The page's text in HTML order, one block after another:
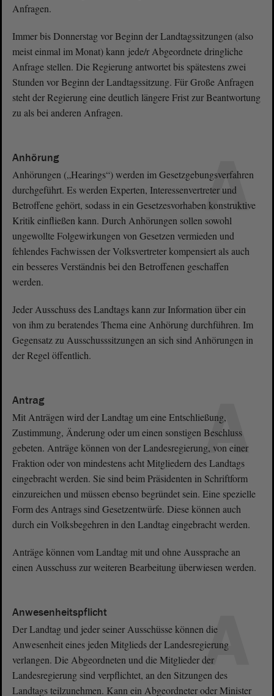
Anfragen.
Immer bis Donnerstag vor Beginn der Landtagssitzungen (also
meist einmal im Monat) kann jede/r Abgeordnete dringliche
Anfrage stellen. Die Regierung antwortet bis spätestens zwei
Stunden vor Beginn der Landtagssitzung. Für Große Anfragen
steht der Regierung eine deutlich längere Frist zur Beantwortung
zu als bei anderen Anfragen.
A
Anhörung
Anhörungen („Hearings“) werden im Gesetzgebungsverfahren
durchgeführt. Es werden Experten, Interessenvertreter und
Betroffene gehört, sodass in ein Gesetzesvorhaben konstruktive
Kritik einfließen kann. Durch Anhörungen sollen sowohl
ungewollte Folgewirkungen von Gesetzen vermieden und
fehlendes Fachwissen der Volksvertreter kompensiert als auch
ein besseres Verständnis bei den Betroffenen geschaffen
werden.
Jeder Ausschuss des Landtags kann zur Information über ein
von ihm zu beratendes Thema eine Anhörung durchführen. Im
Gegensatz zu Ausschusssitzungen an sich sind Anhörungen in
der Regel öffentlich.
A
Antrag
Mit Anträgen wird der Landtag um eine Entschließung,
Zustimmung, Änderung oder um einen sonstigen Beschluss
gebeten. Anträge können von der Landesregierung, von einer
Fraktion oder von mindestens acht Mitgliedern des Landtags
eingebracht werden. Sie sind beim Präsidenten in Schriftform
einzureichen und müssen ebenso begründet sein. Eine spezielle
Form des Antrags sind Gesetzentwürfe. Diese können auch
durch ein Volksbegehren in den Landtag eingebracht werden.
Anträge können vom Landtag mit und ohne Aussprache an
einen Ausschuss zur weiteren Bearbeitung überwiesen werden.
A
Anwesenheitspflicht
Der Landtag und jeder seiner Ausschüsse können die
Anwesenheit eines jeden Mitglieds der Landesregierung
verlangen. Die Abgeordneten und die Mitglieder der
Landesregierung sind verpflichtet, an den Sitzungen des
Landtags teilzunehmen. Kann ein Abgeordneter oder Minister